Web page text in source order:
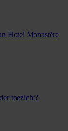
Hotel Monastère
toezicht?